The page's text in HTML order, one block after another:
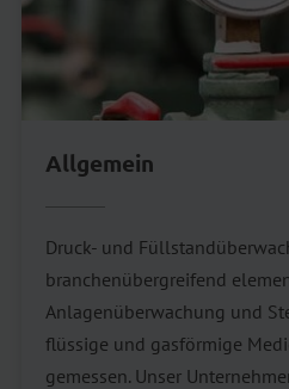
Allgemein
Druck- und
branchenübergreifend
Anlagenüberwachung und
flüssige und gasförmige
gemessen. Unser